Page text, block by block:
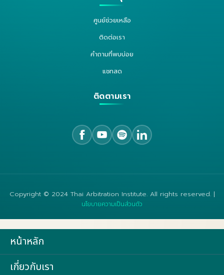
ศูนย์ช่วยเหลือ
ติดต่อเรา
คำถามที่พบบ่อย
แชทสด
ติดตามเรา
Copyright © 2024 Thai Arbitration Institute. All rights reserved. |
นโยบายความเป็นส่วนตัว
หน้าหลัก
เกี่ยวกับเรา